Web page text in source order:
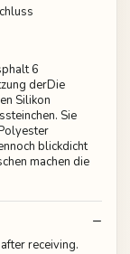
6
derDie
Silikon
Sie
blickdicht
machen die
receiving.